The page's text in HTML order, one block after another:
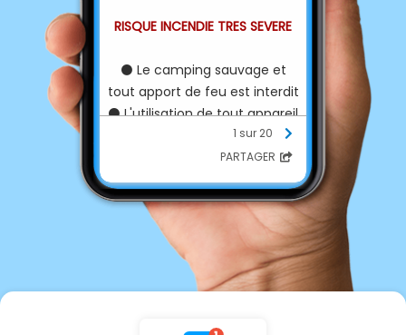
RISQUE INCENDIE TRES SEVERE
⚫️ Le camping sauvage et
tout apport de feu est interdit
⚫️L'utilisation de tout appareil
ou matériel susceptible de
provoquer un départ de feu
est interdit entre 12h et 20h
⚫️Les travaux agricoles et
travaux forestiers, d'entretien
des voiries et toute autre
activité susceptible de
générer un départ de feu
1 sur 20
PARTAGER